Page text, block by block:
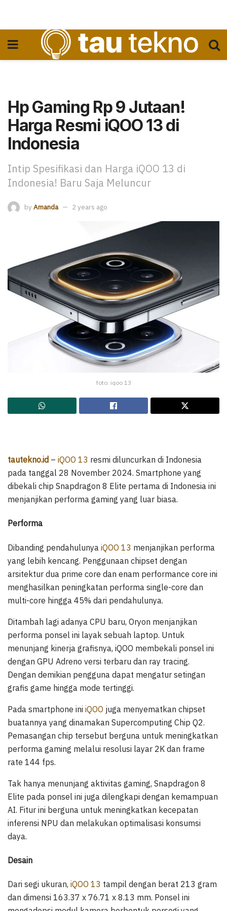
Hp Gaming Rp 9 Jutaan!
Harga Resmi iQOO 13 di
Indonesia
Intip Spesifikasi dan Harga iQOO 13 di
Indonesia! Baru Saja Meluncur
by Amanda 2 years ago
foto: iqoo 13
tautekno.id – iQOO 13 resmi diluncurkan di Indonesia
pada tanggal 28 November 2024. Smartphone yang
dibekali chip Snapdragon 8 Elite pertama di Indonesia ini
menjanjikan performa gaming yang luar biasa.
Performa
Dibanding pendahulunya iQOO 13 menjanjikan performa
yang lebih kencang. Penggunaan chipset dengan
arsitektur dua prime core dan enam performance core ini
menghasilkan peningkatan performa single-core dan
multi-core hingga 45% dari pendahulunya.
Ditambah lagi adanya CPU baru, Oryon menjanjikan
performa ponsel ini layak sebuah laptop. Untuk
menunjang kinerja grafisnya, iQOO membekali ponsel ini
dengan GPU Adreno versi terbaru dan ray tracing.
Dengan demikian pengguna dapat mengatur setingan
grafis game hingga mode tertinggi.
Pada smartphone ini iQOO juga menyematkan chipset
buatannya yang dinamakan Supercomputing Chip Q2.
Pemasangan chip tersebut berguna untuk meningkatkan
performa gaming melalui resolusi layar 2K dan frame
rate 144 fps.
Tak hanya menunjang aktivitas gaming, Snapdragon 8
Elite pada ponsel ini juga dilengkapi dengan kemampuan
AI. Fitur ini berguna untuk meningkatkan kecepatan
inferensi NPU dan melakukan optimalisasi konsumsi
daya.
Desain
Dari segi ukuran, iQOO 13 tampil dengan berat 213 gram
dan dimensi 163.37 x 76.71 x 8.13 mm. Ponsel ini